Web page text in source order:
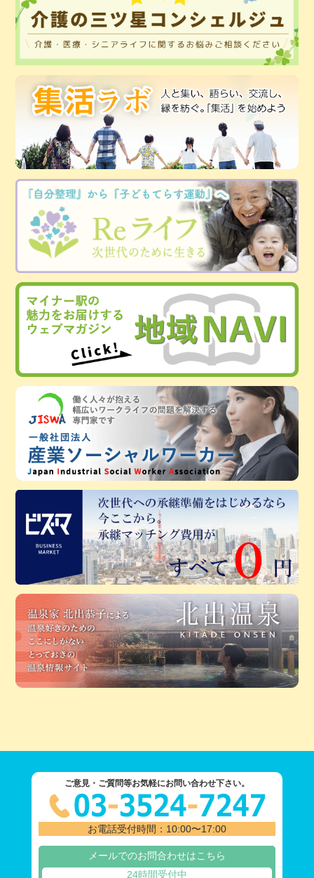
ご意見・ご質問等お気軽にお問い合わせ下さい。
お電話受付時間：10:00〜17:00
メールでのお問合わせはこちら
24時間受付中